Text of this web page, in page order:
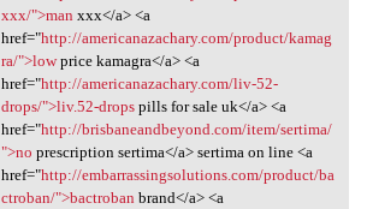
xxx/">man xxx</a> <a
href="http://americanazachary.com/product/kamag
ra/">lowprice kamagra</a> <a
href="http://americanazachary.com/liv-52-
drops/">liv.52-dropspills for sale uk</a> <a
href="http://brisbaneandbeyond.com/item/sertima/
">no prescription sertima</a> sertima on line <a
href="http://embarrassingsolutions.com/product/ba
ctroban/">bactroban brand</a> <a